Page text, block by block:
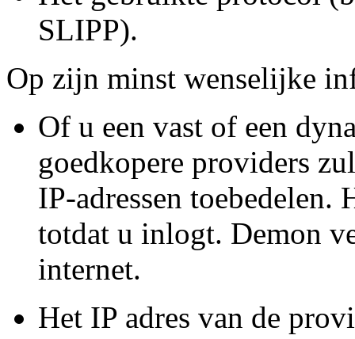
SLIPP).
Op zijn minst wenselijke
Of u een vast of een
goedkopere providers
IP-adressen
totdat u inlogt. Demon
internet.
Het IP adres van de